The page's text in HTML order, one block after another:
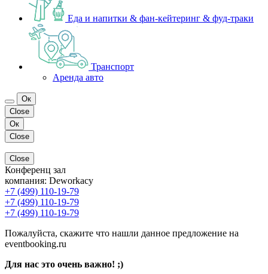
Еда и напитки & фан-кейтеринг & фуд-траки
Транспорт
Аренда авто
Ок
Close
Ок
Close
Close
Конференц зал
компания: Deworkacy
+7 (499) 110-19-79
+7 (499) 110-19-79
+7 (499) 110-19-79
Пожалуйста, скажите что нашли данное предложение на
eventbooking.ru
Для нас это очень важно! ;)